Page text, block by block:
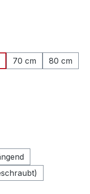
70 cm
80 cm